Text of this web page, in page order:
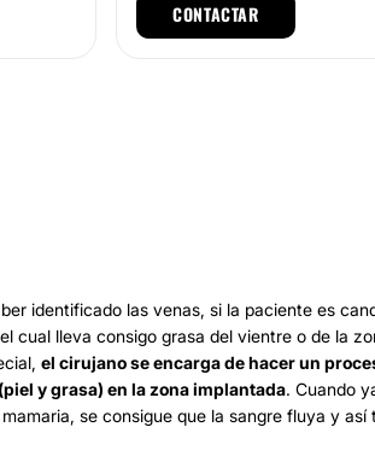
CONTACTAR
identificado las venas, si la paciente es
cual lleva consigo grasa del vientre o de la
el cirujano se encarga de hacer un
y grasa) en la zona implantada. Cuando
se consigue que la sangre fluya y así